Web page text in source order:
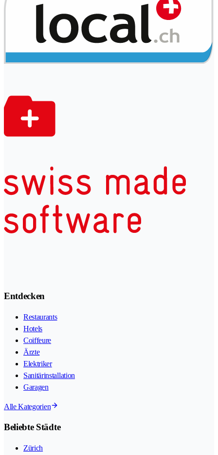
Entdecken
Restaurants
Hotels
Coiffeure
Ärzte
Elektriker
Sanitärinstallation
Garagen
Alle Kategorien
Beliebte Städte
Zürich